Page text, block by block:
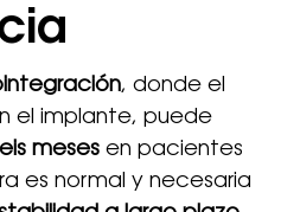
, donde el
el implante, puede
meses en pacientes
es normal y necesaria